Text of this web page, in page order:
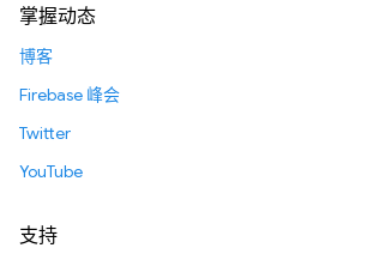
掌握动态
博客
Firebase 峰会
Twitter
YouTube
支持